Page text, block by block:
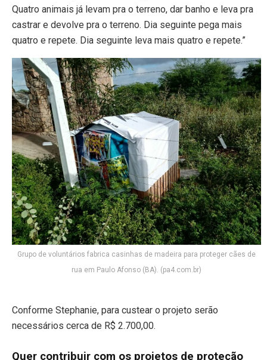
Quatro animais já levam pra o terreno, dar banho e leva pra
castrar e devolve pra o terreno. Dia seguinte pega mais
quatro e repete. Dia seguinte leva mais quatro e repete.”
Grupo de voluntários fabrica casinhas de madeira para proteger cães de
rua em Paulo Afonso (BA). (pa4.com.br)
Conforme Stephanie, para custear o projeto serão
necessários cerca de R$ 2.700,00.
Quer contribuir com os projetos de proteção